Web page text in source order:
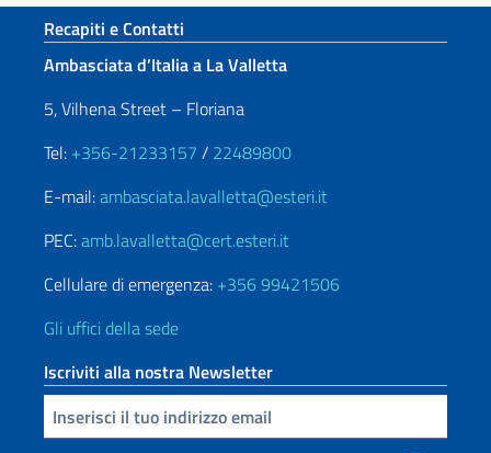
Sezione footer
Recapiti e Contatti
Ambasciata d’Italia a La Valletta
5, Vilhena Street – Floriana
Tel: +356-21233157 / 22489800
E-mail:ambasciata.lavalletta@esteri.it
PEC:amb.lavalletta@cert.esteri.it
Cellulare di emergenza: +356 99421506
Gli uffici della sede
Iscriviti alla nostra Newsletter
Inserisci la tua email